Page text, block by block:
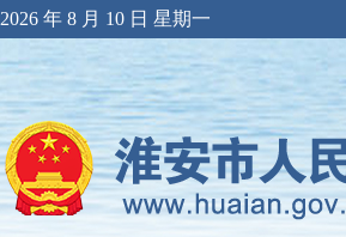
2026 年 8 月 10 日 星期一